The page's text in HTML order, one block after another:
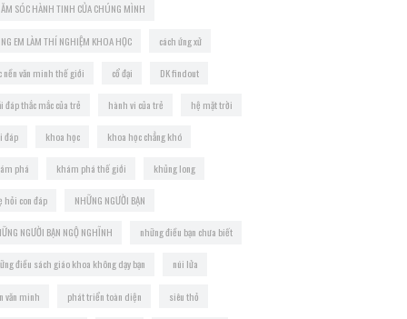
SÓC HÀNH TINH CỦA CHÚNG MÌNH
EM LÀM THÍ NGHIỆM KHOA HỌC cách ứng xử
nền văn minh thế giới cổ đại DK findout
đáp thắc mắc của trẻ hành vi của trẻ hệ mặt trời
đáp khoa học khoa học chẳng khó
phá khám phá thế giới khủng long
hỏi con đáp NHỮNG NGƯỜI BẠN
NGƯỜI BẠN NGỘ NGHĨNH những điều bạn chưa biết
điều sách giáo khoa không dạy bạn núi lửa
văn minh phát triển toàn diện siêu thỏ